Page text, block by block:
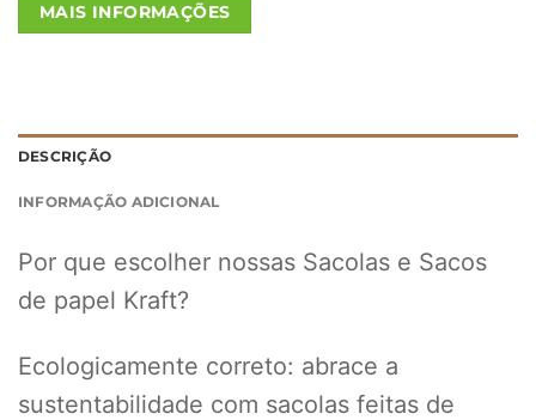
MAIS INFORMAÇÕES
DESCRIÇÃO
INFORMAÇÃO ADICIONAL
Por que escolher nossas Sacolas e Sacos
de papel Kraft?
Ecologicamente correto: abrace a
sustentabilidade com sacolas feitas de